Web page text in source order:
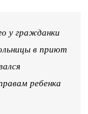
у гражданки
в приют
ребенка